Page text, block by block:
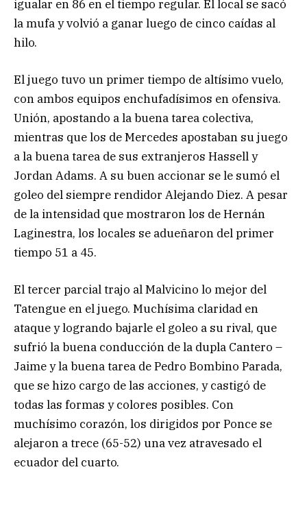
igualar en 86 en el tiempo regular. El local se sacó
la mufa y volvió a ganar luego de cinco caídas al
hilo.
El juego tuvo un primer tiempo de altísimo vuelo,
con ambos equipos enchufadísimos en ofensiva.
Unión, apostando a la buena tarea colectiva,
mientras que los de Mercedes apostaban su juego
a la buena tarea de sus extranjeros Hassell y
Jordan Adams. A su buen accionar se le sumó el
goleo del siempre rendidor Alejando Diez. A pesar
de la intensidad que mostraron los de Hernán
Laginestra, los locales se adueñaron del primer
tiempo 51 a 45.
El tercer parcial trajo al Malvicino lo mejor del
Tatengue en el juego. Muchísima claridad en
ataque y logrando bajarle el goleo a su rival, que
sufrió la buena conducción de la dupla Cantero –
Jaime y la buena tarea de Pedro Bombino Parada,
que se hizo cargo de las acciones, y castigó de
todas las formas y colores posibles. Con
muchísimo corazón, los dirigidos por Ponce se
alejaron a trece (65-52) una vez atravesado el
ecuador del cuarto.